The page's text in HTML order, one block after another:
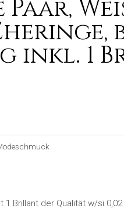
inkl. 1
Brillant der Qualität w/si